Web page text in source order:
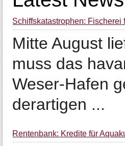
Schiffskatastrophen:
Mitte August
muss das
Weser-Hafen
derartigen ...
Rentenbank: Kredite für